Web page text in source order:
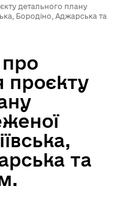
детального плану
Бородіно, Аджарська та
проєкту
та